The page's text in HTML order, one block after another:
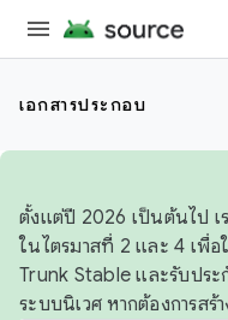
เอกสารประกอบ
ตั้งแต่ปี 2026 เป็นต้นไป เ
ในไตรมาสที่ 2 และ 4 เพื่
Trunk Stable และรับปร
ระบบนิเวศ หากต้องการส